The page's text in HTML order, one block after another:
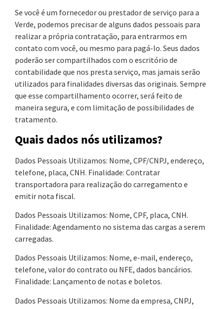
Se você é um fornecedor ou prestador de serviço para a
Verde, podemos precisar de alguns dados pessoais para
realizar a própria contratação, para entrarmos em
contato com você, ou mesmo para pagá-lo. Seus dados
poderão ser compartilhados com o escritório de
contabilidade que nos presta serviço, mas jamais serão
utilizados para finalidades diversas das originais. Sempre
que esse compartilhamento ocorrer, será feito de
maneira segura, e com limitação de possibilidades de
tratamento.
Quais dados nós utilizamos?
Dados Pessoais Utilizamos: Nome, CPF/CNPJ, endereço,
telefone, placa, CNH. Finalidade: Contratar
transportadora para realização do carregamento e
emitir nota fiscal.
Dados Pessoais Utilizamos: Nome, CPF, placa, CNH.
Finalidade: Agendamento no sistema das cargas a serem
carregadas.
Dados Pessoais Utilizamos: Nome, e-mail, endereço,
telefone, valor do contrato ou NFE, dados bancários.
Finalidade: Lançamento de notas e boletos.
Dados Pessoais Utilizamos: Nome da empresa, CNPJ,